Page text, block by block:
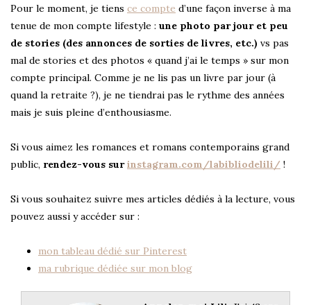
Pour le moment, je tiens ce compte d’une façon inverse à ma
tenue de mon compte lifestyle : une photo par jour et peu
de stories (des annonces de sorties de livres, etc.) vs pas
mal de stories et des photos « quand j’ai le temps » sur mon
compte principal. Comme je ne lis pas un livre par jour (à
quand la retraite ?), je ne tiendrai pas le rythme des années
mais je suis pleine d’enthousiasme.
Si vous aimez les romances et romans contemporains grand
public, rendez-vous surinstagram.com/labibliodelili/ !
Si vous souhaitez suivre mes articles dédiés à la lecture, vous
pouvez aussi y accéder sur :
mon tableau dédié sur Pinterest
ma rubrique dédiée sur mon blog